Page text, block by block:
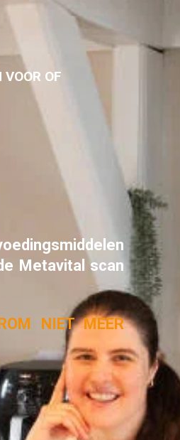
OF
Metavital scan
NIET MEER